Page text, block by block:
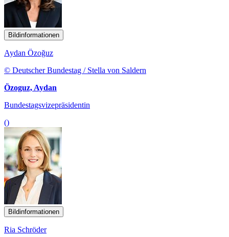
Bildinformationen
Aydan Özoğuz
© Deutscher Bundestag / Stella von Saldern
Özoguz, Aydan
Bundestagsvizepräsidentin
()
Bildinformationen
Ria Schröder